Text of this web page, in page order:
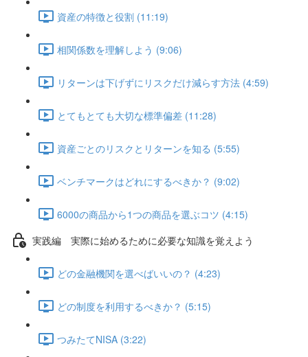
資産の特徴と役割 (11:19)
相関係数を理解しよう (9:06)
リターンは下げずにリスクだけ減らす方法 (4:59)
とてもとても大切な標準偏差 (11:28)
資産ごとのリスクとリターンを知る (5:55)
ベンチマークはどれにするべきか？ (9:02)
6000の商品から1つの商品を選ぶコツ (4:15)
実践編 実際に始めるために必要な知識を覚えよう
どの金融機関を選べばいいの？ (4:23)
どの制度を利用するべきか？ (5:15)
つみたてNISA (3:22)